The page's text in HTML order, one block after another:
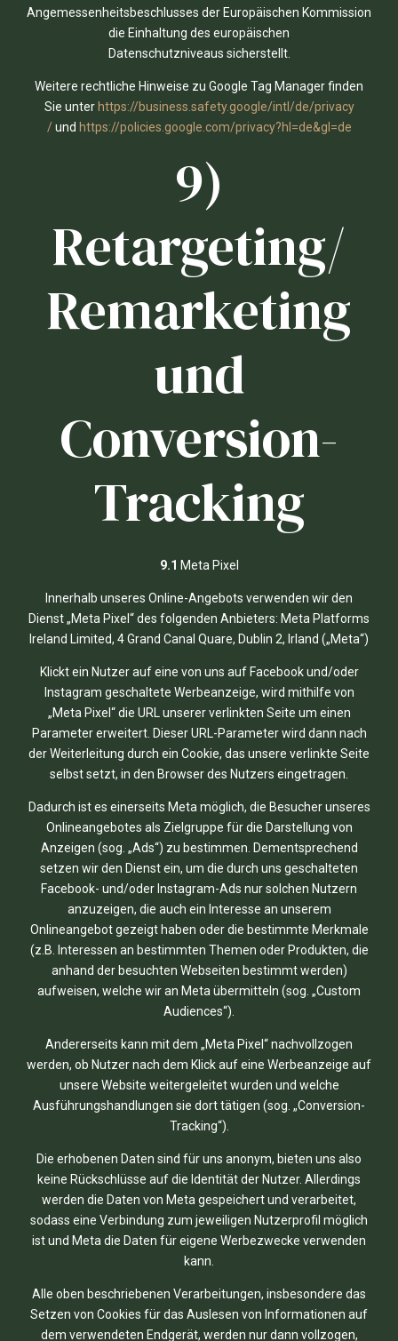
Angemessenheitsbeschlusses der Europäischen Kommission
die Einhaltung des europäischen
Datenschutzniveaus sicherstellt.
Weitere rechtliche Hinweise zu Google Tag Manager finden
Sie unter https://business.safety.google/intl /de/privacy
/und https://policies.google.com/privacy?hl=de&gl=de
9)
Retargeting/
Remarketing
und
Conversion-
Tracking
9.1 Meta Pixel
Innerhalb unseres Online-Angebots verwenden wir den
Dienst „Meta Pixel“ des folgenden Anbieters: Meta Platforms
Ireland Limited, 4 Grand Canal Quare, Dublin 2, Irland („Meta“)
Klickt ein Nutzer auf eine von uns auf Facebook und/oder
Instagram geschaltete Werbeanzeige, wird mithilfe von
„Meta Pixel“ die URL unserer verlinkten Seite um einen
Parameter erweitert. Dieser URL-Parameter wird dann nach
der Weiterleitung durch ein Cookie, das unsere verlinkte Seite
selbst setzt, in den Browser des Nutzers eingetragen.
Dadurch ist es einerseits Meta möglich, die Besucher unseres
Onlineangebotes als Zielgruppe für die Darstellung von
Anzeigen (sog. „Ads“) zu bestimmen. Dementsprechend
setzen wir den Dienst ein, um die durch uns geschalteten
Facebook- und/oder Instagram-Ads nur solchen Nutzern
anzuzeigen, die auch ein Interesse an unserem
Onlineangebot gezeigt haben oder die bestimmte Merkmale
(z.B. Interessen an bestimmten Themen oder Produkten, die
anhand der besuchten Webseiten bestimmt werden)
aufweisen, welche wir an Meta übermitteln (sog. „Custom
Audiences“).
Andererseits kann mit dem „Meta Pixel“ nachvollzogen
werden, ob Nutzer nach dem Klick auf eine Werbeanzeige auf
unsere Website weitergeleitet wurden und welche
Ausführungshandlungen sie dort tätigen (sog. „Conversion-
Tracking“).
Die erhobenen Daten sind für uns anonym, bieten uns also
keine Rückschlüsse auf die Identität der Nutzer. Allerdings
werden die Daten von Meta gespeichert und verarbeitet,
sodass eine Verbindung zum jeweiligen Nutzerprofil möglich
ist und Meta die Daten für eigene Werbezwecke verwenden
kann.
Alle oben beschriebenen Verarbeitungen, insbesondere das
Setzen von Cookies für das Auslesen von Informationen auf
dem verwendeten Endgerät, werden nur dann vollzogen,